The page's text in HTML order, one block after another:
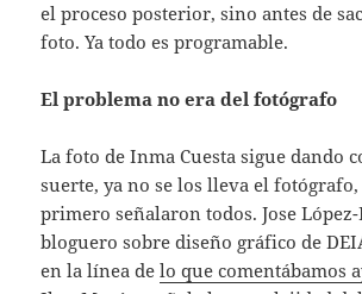
el proceso posterior, sino antes de
foto. Ya todo es programable.
El problema no era del fotógrafo
La foto de Inma Cuesta sigue dando
suerte, ya no se los lleva el
primero señalaron todos. Jose
bloguero sobre diseño gráfico de
en la línea delo que comentábamos